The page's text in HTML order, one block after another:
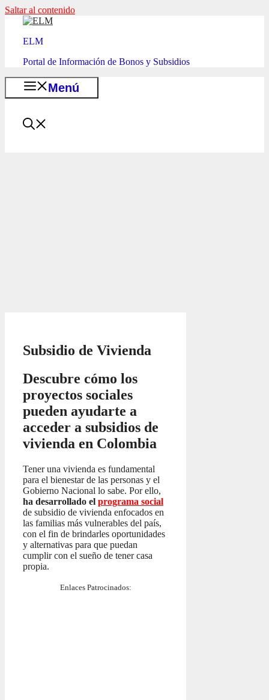
Saltar al contenido
ELM
Portal de Información de Bonos y Subsidios
Menú
Subsidio de Vivienda
Descubre cómo los
proyectos sociales
pueden ayudarte a
acceder a subsidios de
vivienda en Colombia
Tener una vivienda es fundamental
para el bienestar de las personas y el
Gobierno Nacional lo sabe. Por ello,
ha desarrollado el programa social
de subsidio de vivienda enfocados en
las familias más vulnerables del país,
con el fin de brindarles oportunidades
y alternativas para que puedan
cumplir con el sueño de tener casa
propia.
Enlaces Patrocinados: